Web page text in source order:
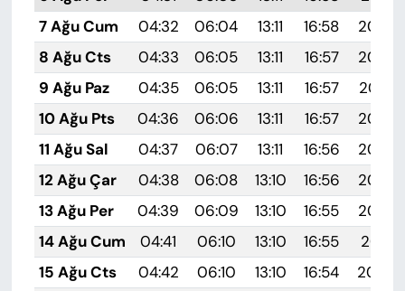
7 Ağu Cum
04:32 06:04 13:11 16:58
20:09
8 Ağu Cts
04:33 06:05 13:11 16:57
20:08
9 Ağu Paz
04:35 06:05 13:11 16:57
20:07
10 Ağu Pts
04:36 06:06 13:11 16:57
20:05
11 Ağu Sal
04:37 06:07 13:11 16:56
20:04
12 Ağu Çar
04:38 06:08 13:10 16:56
20:03
13 Ağu Per
04:39 06:09 13:10 16:55
20:02
14 Ağu Cum
04:41 06:10 13:10 16:55
20:01
15 Ağu Cts
04:42 06:10 13:10 16:54
20:00